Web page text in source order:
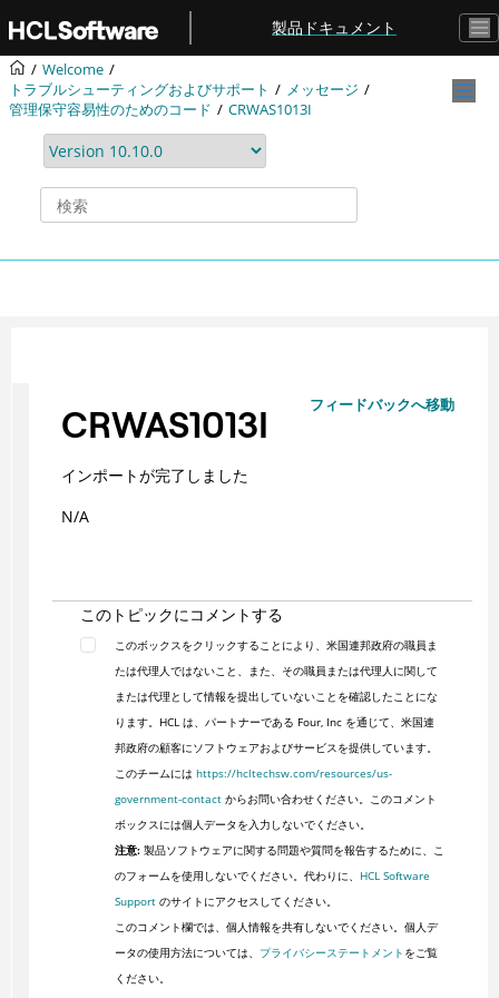
メインコンテンツにジャンプ
製品ドキュメント
Welcome
トラブルシューティングおよびサポート
メッセージ
管理保守容易性のためのコード
CRWAS1013I
フィードバックへ移動
CRWAS1013I
インポートが完了しました
N/A
このトピックにコメントする
このボックスをクリックすることにより、米国連邦政府の職員ま
たは代理人ではないこと、また、その職員または代理人に関して
または代理として情報を提出していないことを確認したことにな
ります。HCL は、パートナーである Four, Inc を通じて、米国連
邦政府の顧客にソフトウェアおよびサービスを提供しています。
このチームには https://hcltechsw.com/resources/us-
government-contactからお問い合わせください。このコメント
ボックスには個人データを入力しないでください。
注意:製品ソフトウェアに関する問題や質問を報告するために、こ
のフォームを使用しないでください。代わりに、 HCL Software
Supportのサイトにアクセスしてください。
このコメント欄では、個人情報を共有しないでください。個人デ
ータの使用方法については、 プライバシーステートメント をご覧
ください。